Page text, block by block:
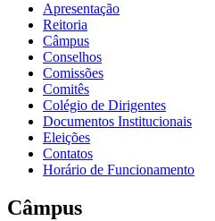
Apresentação
Reitoria
Câmpus
Conselhos
Comissões
Comitês
Colégio de Dirigentes
Documentos Institucionais
Eleições
Contatos
Horário de Funcionamento
Câmpus